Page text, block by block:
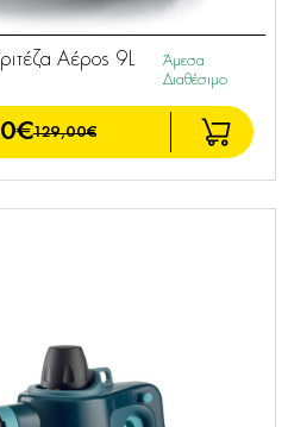
Αέρος 9L
Άμεσα
Διαθέσιμο
129,00€